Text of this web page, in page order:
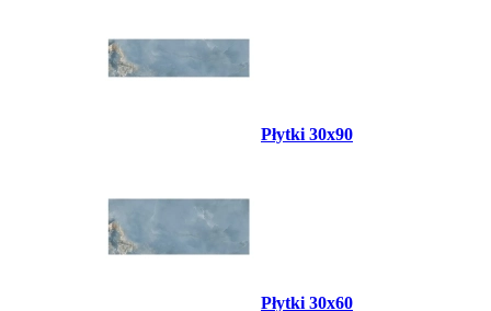
Płytki 30x90
Płytki 30x60